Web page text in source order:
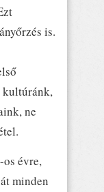
is.
kultúránk,
ne
évre,
minden